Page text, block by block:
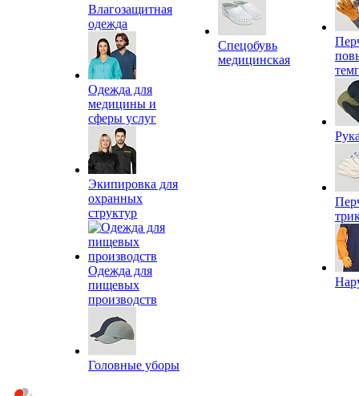
Влагозащитная
одежда
Одежда для
медицины и
сферы услуг
Экипировка для
охранных
структур
Одежда для
пищевых
производств
Головные уборы
Спецобувь
медицинская